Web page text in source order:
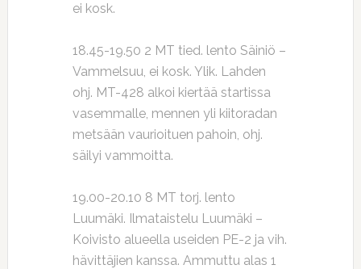
ei kosk.
18.45-19.50 2 MT tied. lento Säiniö –
Vammelsuu, ei kosk. Ylik. Lahden
ohj. MT-428 alkoi kiertää startissa
vasemmalle, mennen yli kiitoradan
metsään vaurioituen pahoin, ohj.
säilyi vammoitta.
19.00-20.10 8 MT torj. lento
Luumäki. Ilmataistelu Luumäki –
Koivisto alueella useiden PE-2 ja vih.
hävittäjien kanssa. Ammuttu alas 1